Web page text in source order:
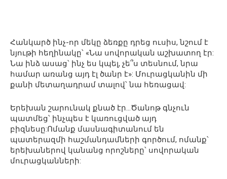
Հանկարծ ինչ-որ մեկը ձեռքը դրեց ուսիս, նշում է
նյութի հեղինակը՝ «Նա սովորական աշխատող էր:
Նա ինձ ասաց՝ ինչ ես կպել, չե՞ս տեսնում, նրա
համար առանց այդ էլ ծանր է»: Մուրացկանին մի
քանի մետաղադրամ տալով՝ նա հեռացավ:
Երեխան շարունակ քնած էր…Ծանոթ գնչուն
պատմեց՝ ինչպես է կառուցված այդ
բիզնեսը:Ոմանք մասնագիտանում են
պատերազմի հաշմանդամների գործում, ոմանք՝
երեխաներով կանանց որոշները՝ սովորական
մուրացկանների: